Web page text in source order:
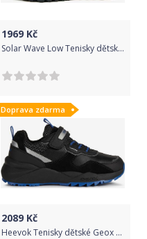
1969 Kč
Solar Wave Low Tenisky dětské Timberland | Černá | Chlapecké | 40
Doprava zdarma
2089 Kč
Heevok Tenisky dětské Geox | Černá | Chlapecké | 39